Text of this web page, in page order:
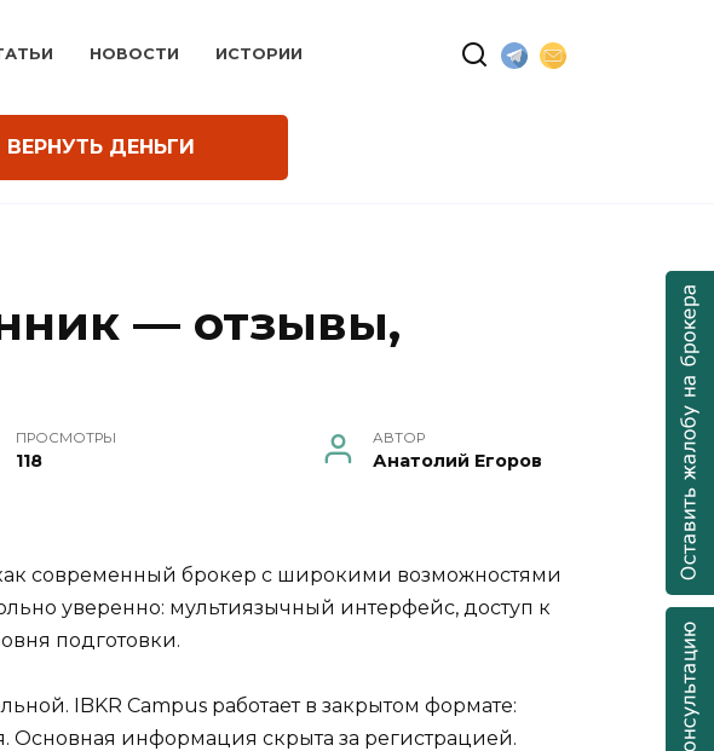
НОВОСТИ ИСТОРИИ
ВЕРНУТЬ ДЕНЬГИ
— отзывы,
ПРОСМОТРЫ
118
АВТОР
Анатолий Егоров
современный брокер с широкими возможностями
уверенно: мультиязычный интерфейс, доступ к
подготовки.
IBKR Campus работает в закрытом формате:
Основная информация скрыта за регистрацией.